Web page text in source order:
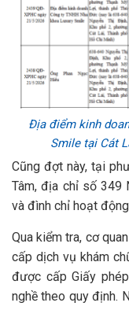
Địa điểm kinh
Smile tại Cát
Cũng đợt này, tại
Tâm, địa chỉ số 349
và đình chỉ hoạt
Qua kiểm tra, cơ
cấp dịch vụ khám
được cấp Giấy
nghề theo quy định.